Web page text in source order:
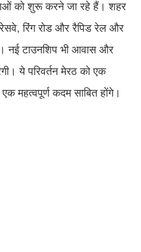
को शुरू करने जा रहे हैं। शहर
रिंग रोड और रैपिड रेल और
नई टाउनशिप भी आवास और
ये परिवर्तन मेरठ को एक
महत्वपूर्ण कदम साबित होंगे।